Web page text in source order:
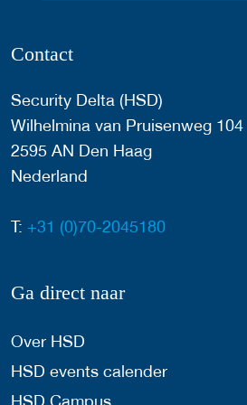
Contact
Security Delta (HSD)
Wilhelmina van Pruisenweg 104
2595 AN Den Haag
Nederland
T: +31 (0)70-2045180
Ga direct naar
Over HSD
HSD events calender
HSD Campus